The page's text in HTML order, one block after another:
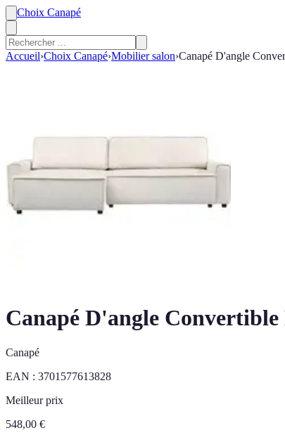
Choix Canapé
Accueil›Choix Canapé›Mobilier salon›Canapé D'angle
Canapé D'angle
Canapé
EAN : 3701577613828
Meilleur prix
548,00 €